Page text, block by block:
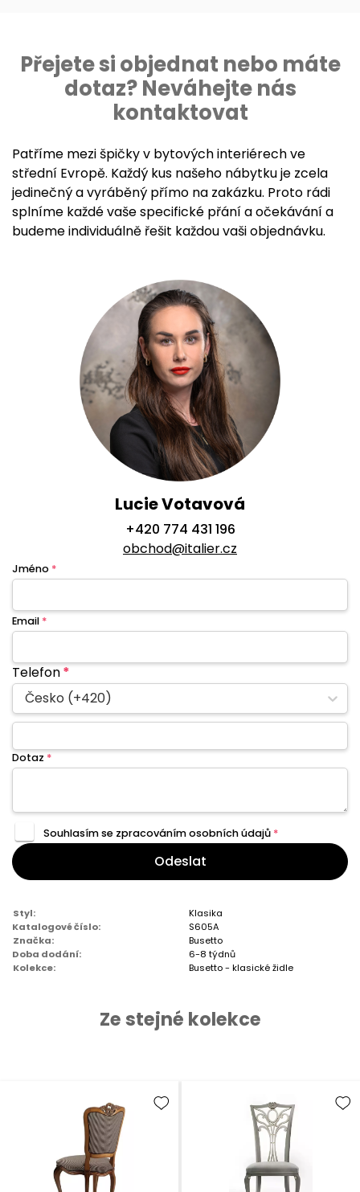
Přejete si objednat nebo máte
dotaz? Neváhejte nás
kontaktovat
Patříme mezi špičky v bytových interiérech ve
střední Evropě. Každý kus našeho nábytku je zcela
jedinečný a vyráběný přímo na zakázku. Proto rádi
splníme každé vaše specifické přání a očekávání a
budeme individuálně řešit každou vaši objednávku.
Lucie Votavová
+420 774 431 196
obchod@italier.cz
Jméno *
Email *
Telefon*
Česko (+420)
Dotaz *
Souhlasím se zpracovánímosobních údajů *
Odeslat
Styl:
Klasika
Katalogové číslo:
S605A
Značka:
Busetto
Doba dodání:
6-8 týdnů
Kolekce:
Busetto - klasické židle
Ze stejné kolekce